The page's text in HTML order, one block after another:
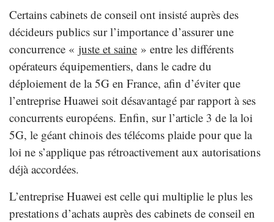
Certains cabinets de conseil ont insisté auprès des
décideurs publics sur l’importance d’assurer une
concurrence « juste et saine » entre les différents
opérateurs équipementiers, dans le cadre du
déploiement de la 5G en France, afin d’éviter que
l’entreprise Huawei soit désavantagé par rapport à ses
concurrents européens. Enfin, sur l’article 3 de la loi
5G, le géant chinois des télécoms plaide pour que la
loi ne s’applique pas rétroactivement aux autorisations
déjà accordées.
L’entreprise Huawei est celle qui multiplie le plus les
prestations d’achats auprès des cabinets de conseil en